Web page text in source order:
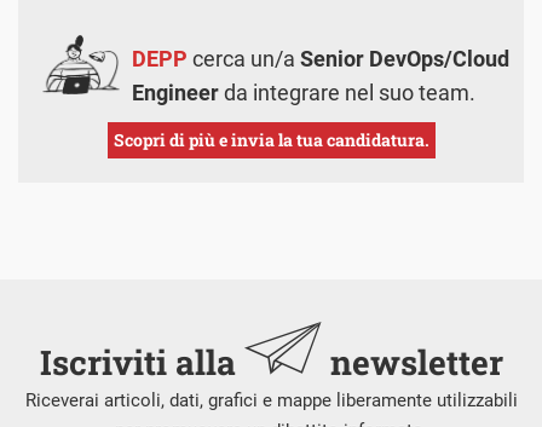
DEPP cerca un/a Senior DevOps/Cloud
Engineerda integrare nel suo team.
Scopri di più e invia la tua candidatura.
Iscriviti alla newsletter
Riceverai articoli, dati, grafici e mappe liberamente utilizzabili